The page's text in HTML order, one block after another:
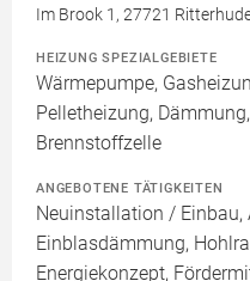
Im Brook 1, 27721
HEIZUNG SPEZIALGEBIETE
Wärmepumpe,
Pelletheizung,
Brennstoffzelle
ANGEBOTENE TÄTIGKEITEN
Neuinstallation / Einbau,
Einblasdämmung,
Energiekonzept,